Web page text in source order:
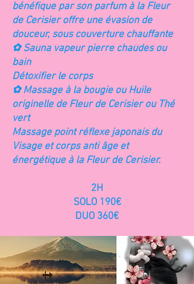
bénéfique par son parfum à la Fleur
de Cerisier offre une évasion de
douceur, sous couverture chauffante
✿ Sauna vapeur pierre chaudes ou
bain
Détoxifier le corps
✿ Massage à la bougie ou Huile
originelle de Fleur de Cerisier ou Thé
vert
Massage point réflexe japonais du
Visage et corps anti âge et
énergétique à la Fleur de Cerisier.
2H
SOLO 190€
DUO 360€